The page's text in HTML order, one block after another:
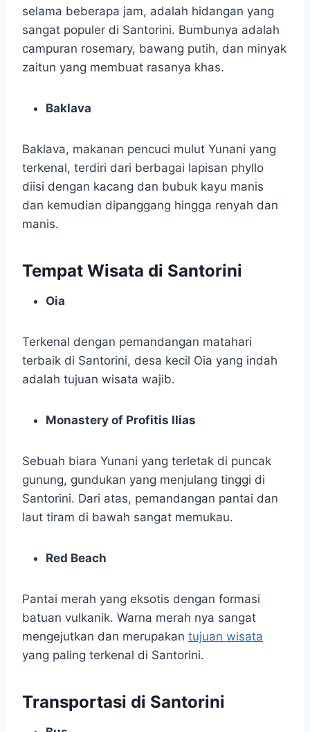
selama beberapa jam, adalah hidangan yang
sangat populer di Santorini. Bumbunya adalah
campuran rosemary, bawang putih, dan minyak
zaitun yang membuat rasanya khas.
Baklava
Baklava, makanan pencuci mulut Yunani yang
terkenal, terdiri dari berbagai lapisan phyllo
diisi dengan kacang dan bubuk kayu manis
dan kemudian dipanggang hingga renyah dan
manis.
Tempat Wisata di Santorini
Oia
Terkenal dengan pemandangan matahari
terbaik di Santorini, desa kecil Oia yang indah
adalah tujuan wisata wajib.
Monastery of Profitis Ilias
Sebuah biara Yunani yang terletak di puncak
gunung, gundukan yang menjulang tinggi di
Santorini. Dari atas, pemandangan pantai dan
laut tiram di bawah sangat memukau.
Red Beach
Pantai merah yang eksotis dengan formasi
batuan vulkanik. Warna merah nya sangat
mengejutkan dan merupakan tujuan wisata
yang paling terkenal di Santorini.
Transportasi di Santorini